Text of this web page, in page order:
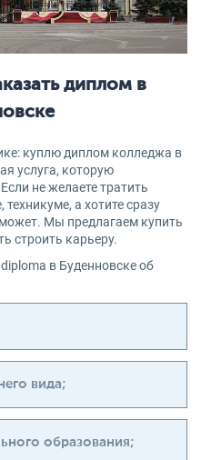
диплом в
куплю диплом колледжа в
услуга, которую
не желаете тратить
а хотите сразу
Мы предлагаем купить
строить карьеру.
в Буденновске об
вида;
образования;